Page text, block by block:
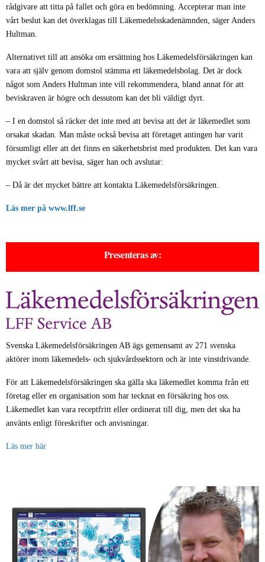
rådgivare att titta på fallet och göra en bedömning. Accepterar man inte
vårt beslut kan det överklagas till Läkemedelsskadenämnden , säger Anders
Hultman.
Alternativet till att ansöka om ersättning hos Läkemedelsförsäkringen kan
vara att själv genom domstol stämma ett läkemedelsbolag. Det är dock
något som Anders Hultman inte vill rekommendera, bland annat för att
beviskraven är högre och dessutom kan det bli väldigt dyrt.
– I en domstol så räcker det inte med att bevisa att det är läkemedlet som
orsakat skadan. Man måste också bevisa att företaget antingen har varit
försumligt eller att det finns en säkerhetsbrist med produkten. Det kan vara
mycket svårt att bevisa, säger han och avslutar:
– Då är det mycket bättre att kontakta Läkemedelsförsäkringen.
Läs mer på www.lff.se
Presenteras av:
Svenska Läkemedelsförsäkringen AB ägs gemensamt av 271 svenska
aktörer inom läkemedels- och sjukvårdssektorn och är inte vinstdrivande.
För att Läkemedelsförsäkringen ska gälla ska läkemedlet komma från ett
företag eller en organisation som har tecknat en försäkring hos oss.
Läkemedlet kan vara receptfritt eller ordinerat till dig, men det ska ha
använts enligt föreskrifter och anvisningar.
Läs mer här